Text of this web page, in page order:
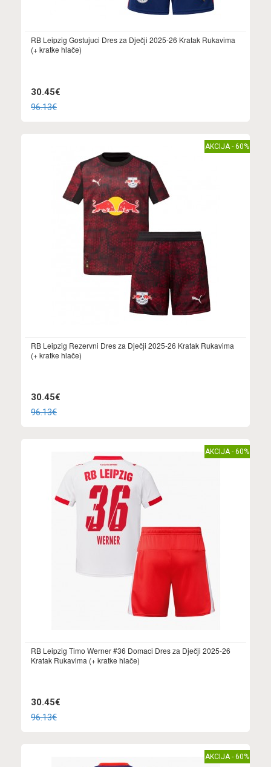
RB Leipzig Gostujuci Dres za Dječji 2025-26 Kratak Rukavima
(+ kratke hlače)
30.45€
96.13€
AKCIJA - 60%
RB Leipzig Rezervni Dres za Dječji 2025-26 Kratak Rukavima
(+ kratke hlače)
30.45€
96.13€
AKCIJA - 60%
RB Leipzig Timo Werner #36 Domaci Dres za Dječji 2025-26
Kratak Rukavima (+ kratke hlače)
30.45€
96.13€
AKCIJA - 60%